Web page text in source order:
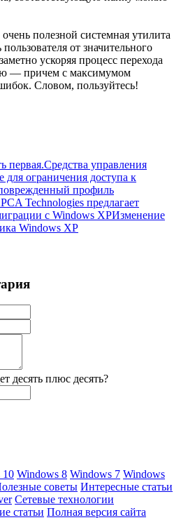
полезной системная утилита
от значительного
ускоряя процесс перехода
— причем с максимумом
Словом, пользуйтесь!
первая.Средства управления
ограничения доступа к
профиль
CA Technologies предлагает
с Windows XPИзменение
Windows XP
десять плюс десять?
10 Windows 8 Windows 7 Windows
советы Интересные статьи
Сетевые технологии
статьи Полная версия сайта